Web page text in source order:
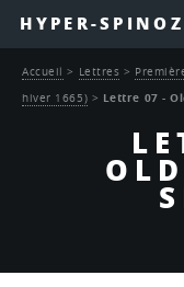
HYPER-
Accueil > Lettres >
hiver 1665) > Lettre 07 -